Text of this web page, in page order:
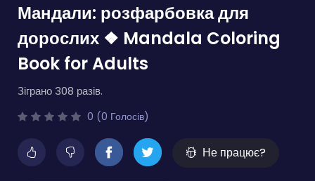
Мандали: розфарбовка для
дорослих ❖ Mandala Coloring
Book for Adults
Зіграно 308 разів.
0 (0 Голосів)
Не працює?